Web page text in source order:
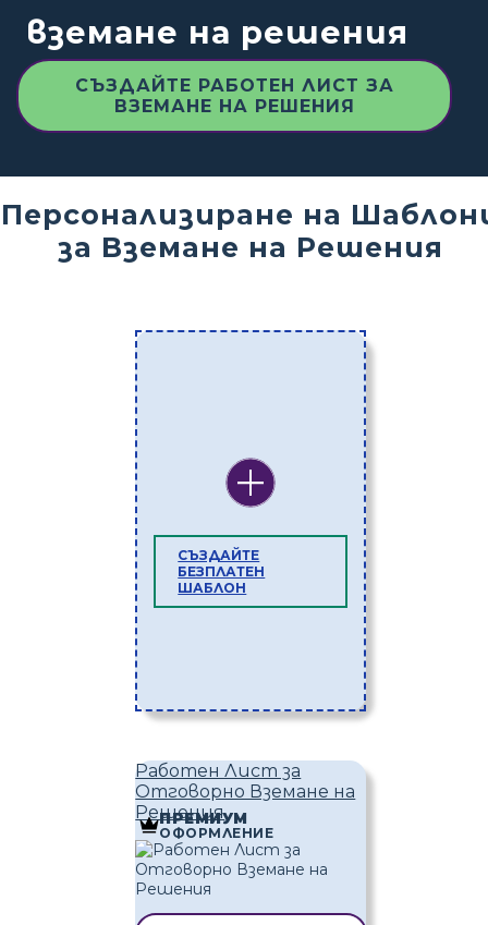
вземане на решения
СЪЗДАЙТЕ РАБОТЕН ЛИСТ ЗА
ВЗЕМАНЕ НА РЕШЕНИЯ
Персонализиране на
за Вземане на Решения
СЪЗДАЙТЕ
БЕЗПЛАТЕН
ШАБЛОН
Работен Лист за
Отговорно Вземане на
Решения
ПРЕМИУМ
ОФОРМЛЕНИЕ